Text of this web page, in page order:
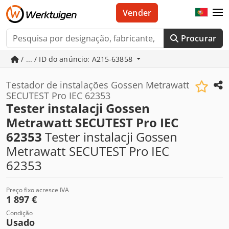
Procurar
Vender
/ ... / ID do anúncio: A215-63858
Testador de instalações Gossen Metrawatt
SECUTEST Pro IEC 62353
Tester instalacji Gossen
Metrawatt SECUTEST Pro IEC
62353 Tester instalacji Gossen
Metrawatt SECUTEST Pro IEC
62353
Preço fixo acresce IVA
1 897 €
Condição
Usado